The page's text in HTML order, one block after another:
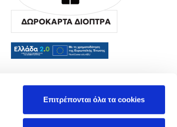
Επιτρέπονται όλα τα cookies
ΔΩΡΟΚΑΡΤΑ ΔΙΟΠΤΡΑ